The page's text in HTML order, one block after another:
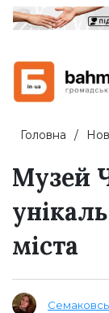
Головна
Музей
міста